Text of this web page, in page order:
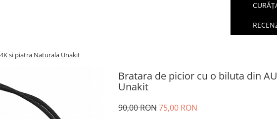
si piatra Naturala Unakit
Bratara de picior cu o biluta din
Unakit
90,00 RON75,00 RON